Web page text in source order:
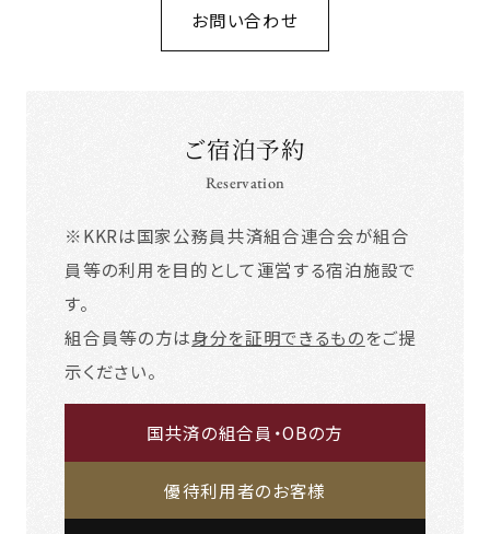
お問い合わせ
ご宿泊予約
Reservation
※KKRは国家公務員共済組合連合会が組合
員等の利用を目的として運営する宿泊施設で
す。
組合員等の方は身分を証明できるものをご提
示ください。
国共済の組合員・OBの方
優待利用者のお客様